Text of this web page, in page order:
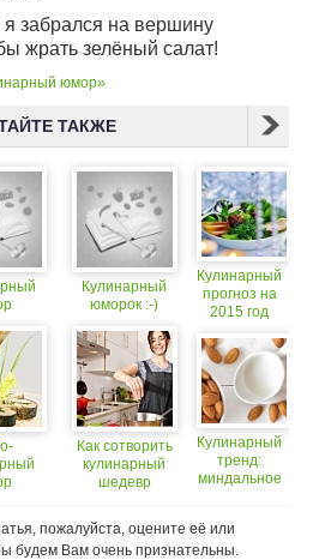
я забрался на вершину
жрать зелёный салат!
юмор»
ТАКЖЕ
Кулинарный
юморок :-)
Как сотворить
кулинарный
шедевр
Кулинарный
прогноз на
2015 год
Кулинарный
тренд:
миндальное
пожалуйста, оцените её или
будем Вам очень признательны.